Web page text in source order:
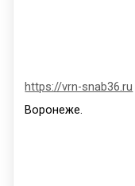
https://vrn-snab36.ru
Воронеже.